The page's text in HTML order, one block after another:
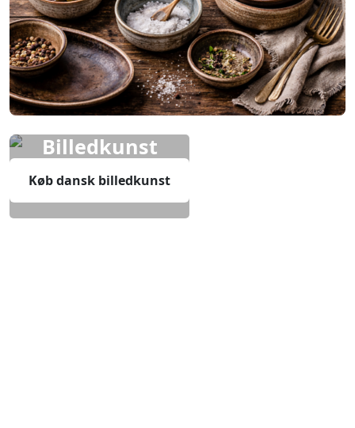
Billedkunst
Køb dansk billedkunst